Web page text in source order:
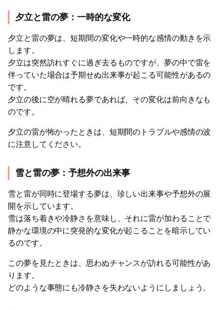
夕立と雷の夢：一時的な変化
夕立と雷の夢は、短期間の変化や一時的な感情の動きを示
します。
夕立は突然訪れすぐに過ぎ去るものですが、夢の中で雷を
伴っていた場合は予期せぬ出来事が起こる可能性があるの
です。
夕立の後に空が晴れる夢であれば、その変化は前向きなも
のです。
夕立の雷が怖かったときは、短期間のトラブルや感情の波
に注意してください。
雪と雷の夢：予想外の出来事
雪と雷が同時に登場する夢は、珍しい出来事や予想外の展
開を示しています。
雪は落ち着きや冷静さを意味し、それに雷が加わることで
静かな環境の中に突発的な変化が起こることを暗示してい
るのです。
この夢を見たときは、思わぬチャンスが訪れる可能性があ
ります。
どのような事態にも冷静さを失わないようにしましょう。